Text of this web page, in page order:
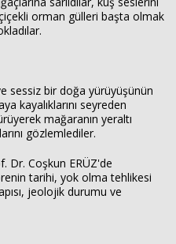
orman gülleri başta olmak
sessiz bir doğa yürüyüşünün
kayalıklarını seyreden
mağaranın yeraltı
gözlemlediler.
Dr. Coşkun ERÜZ'de
tarihi, yok olma tehlikesi
jeolojik durumu ve